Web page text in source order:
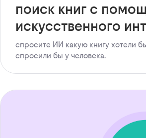
поиск книг с
искусственного
спросите ИИ какую книгу хотели
спросили бы у человека.